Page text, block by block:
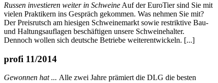
Russen investieren weiter in Schweine Auf der EuroTier sind Sie mit
vielen Praktikern ins Gespräch gekommen. Was nehmen Sie mit?
Der Preisrutsch am hiesigen Schweinemarkt sowie restriktive Bau-
und Haltungsauflagen beschäftigen unsere Schweinehalter.
Dennoch wollen sich deutsche Betriebe weiterentwickeln. [...]
profi 11/2014
Gewonnen hat ... Alle zwei Jahre prämiert die DLG die besten